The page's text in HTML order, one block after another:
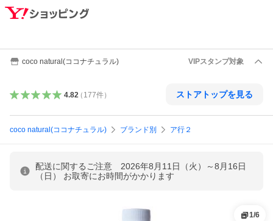
coco natural(ココナチュラル) VIPスタンプ対象
4.82（ 177件） ストアトップを見る
coco natural(ココナチュラル) ブランド別 ア行２
配送に関するご注意 2026年8月11日（火）～8月16日
（日） お取寄にお時間がかかります
1/6